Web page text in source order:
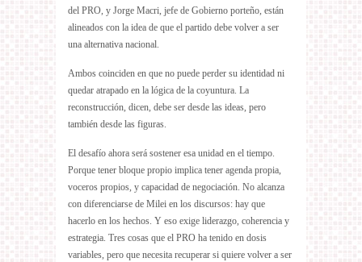
del PRO, y Jorge Macri, jefe de Gobierno porteño, están
alineados con la idea de que el partido debe volver a ser
una alternativa nacional.
Ambos coinciden en que no puede perder su identidad ni
quedar atrapado en la lógica de la coyuntura. La
reconstrucción, dicen, debe ser desde las ideas, pero
también desde las figuras.
El desafío ahora será sostener esa unidad en el tiempo.
Porque tener bloque propio implica tener agenda propia,
voceros propios, y capacidad de negociación. No alcanza
con diferenciarse de Milei en los discursos: hay que
hacerlo en los hechos. Y eso exige liderazgo, coherencia y
estrategia. Tres cosas que el PRO ha tenido en dosis
variables, pero que necesita recuperar si quiere volver a ser